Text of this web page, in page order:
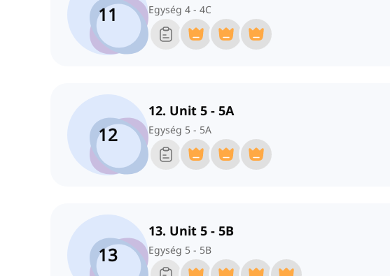
11
Egység 4 - 4C
12
12. Unit 5 - 5A
Egység 5 - 5A
13
13. Unit 5 - 5B
Egység 5 - 5B